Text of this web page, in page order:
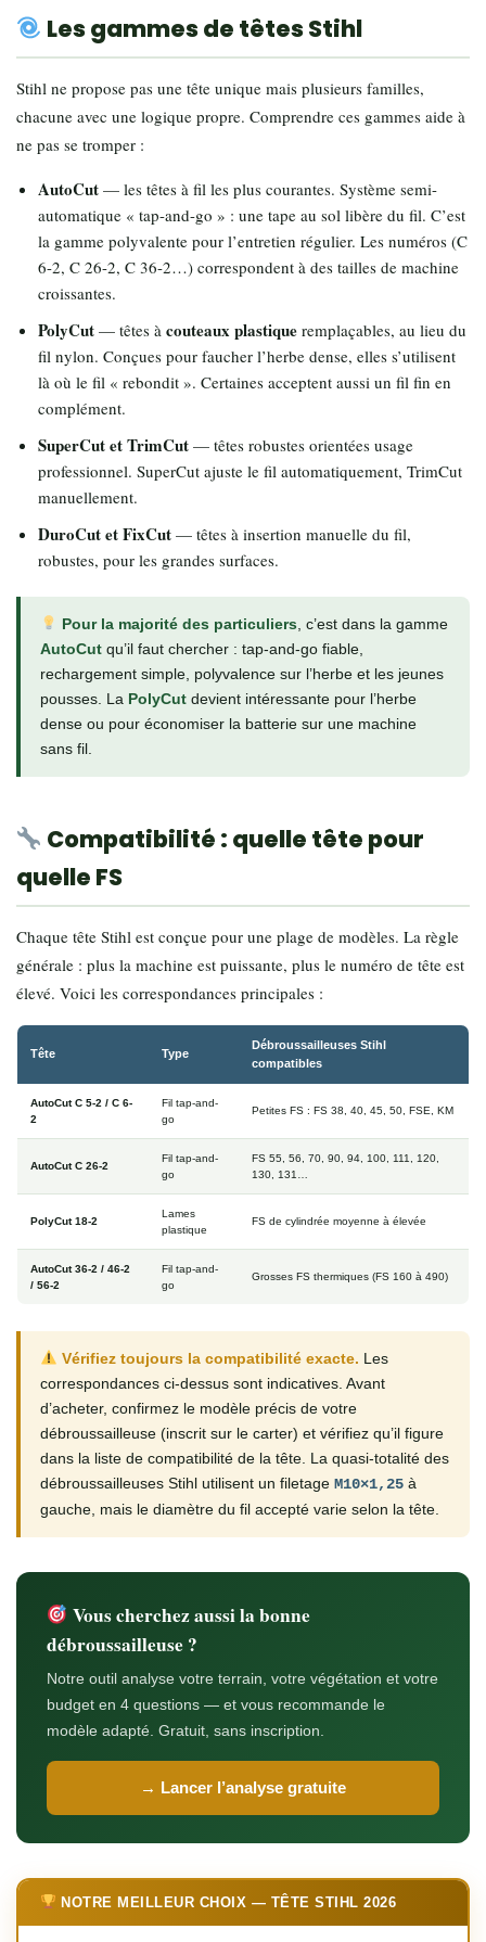
Les gammes de têtes Stihl
Stihl ne propose pas une tête unique mais plusieurs familles,
chacune avec une logique propre. Comprendre ces gammes aide à
ne pas se tromper :
AutoCut — les têtes à fil les plus courantes. Système semi-
automatique « tap-and-go » : une tape au sol libère du fil. C’est
la gamme polyvalente pour l’entretien régulier. Les numéros (C
6-2, C 26-2, C 36-2…) correspondent à des tailles de machine
croissantes.
PolyCut — têtes à couteaux plastique remplaçables, au lieu du
fil nylon. Conçues pour faucher l’herbe dense, elles s’utilisent
là où le fil « rebondit ». Certaines acceptent aussi un fil fin en
complément.
SuperCut et TrimCut — têtes robustes orientées usage
professionnel. SuperCut ajuste le fil automatiquement, TrimCut
manuellement.
DuroCut et FixCut — têtes à insertion manuelle du fil,
robustes, pour les grandes surfaces.
Pour la majorité des particuliers , c’est dans la gamme
AutoCut qu’il faut chercher : tap-and-go fiable,
rechargement simple, polyvalence sur l’herbe et les jeunes
pousses. La PolyCut devient intéressante pour l’herbe
dense ou pour économiser la batterie sur une machine
sans fil.
Compatibilité : quelle tête pour
quelle FS
Chaque tête Stihl est conçue pour une plage de modèles. La règle
générale : plus la machine est puissante, plus le numéro de tête est
élevé. Voici les correspondances principales :
Tête Type
Débroussailleuses Stihl
compatibles
AutoCut C 5-2 / C 6-
2
Fil tap-and-
go
Petites FS : FS 38, 40, 45, 50, FSE, KM
AutoCut C 26-2
Fil tap-and-
go
FS 55, 56, 70, 90, 94, 100, 111, 120,
130, 131…
PolyCut 18-2
Lames
plastique
FS de cylindrée moyenne à élevée
AutoCut 36-2 / 46-2
/ 56-2
Fil tap-and-
go
Grosses FS thermiques (FS 160 à 490)
Vérifiez toujours la compatibilité exacte. Les
correspondances ci-dessus sont indicatives. Avant
d’acheter, confirmez le modèle précis de votre
débroussailleuse (inscrit sur le carter) et vérifiez qu’il figure
dans la liste de compatibilité de la tête. La quasi-totalité des
débroussailleuses Stihl utilisent un filetage M10×1,25 à
gauche, mais le diamètre du fil accepté varie selon la tête.
Vous cherchez aussi la bonne
débroussailleuse ?
Notre outil analyse votre terrain, votre végétation et votre
budget en 4 questions — et vous recommande le
modèle adapté. Gratuit, sans inscription.
→ Lancer l’analyse gratuite
NOTRE MEILLEUR CHOIX — TÊTE STIHL 2026